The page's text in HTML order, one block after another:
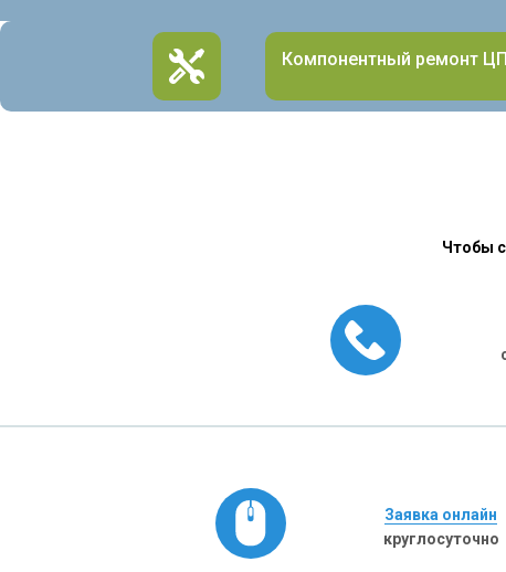
Компонентный ремонт
Чтобы
Заявка онлайн
круглосуточно